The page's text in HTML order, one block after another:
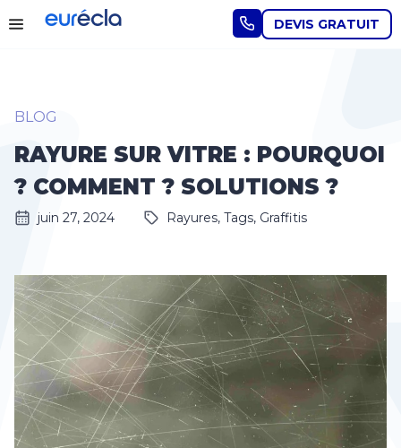
DEVIS GRATUIT
BLOG
RAYURE SUR VITRE : POURQUOI
? COMMENT ? SOLUTIONS ?
juin 27, 2024 Rayures, Tags, Graffitis